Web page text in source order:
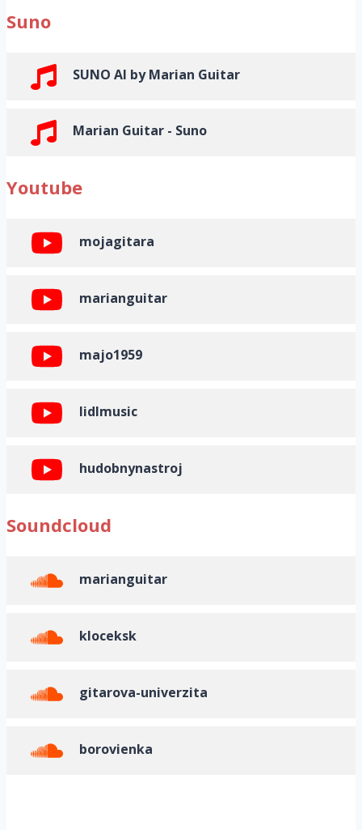
Suno
SUNO AI by Marian Guitar
Marian Guitar - Suno
Youtube
mojagitara
marianguitar
majo1959
lidlmusic
hudobnynastroj
Soundcloud
marianguitar
kloceksk
gitarova-univerzita
borovienka